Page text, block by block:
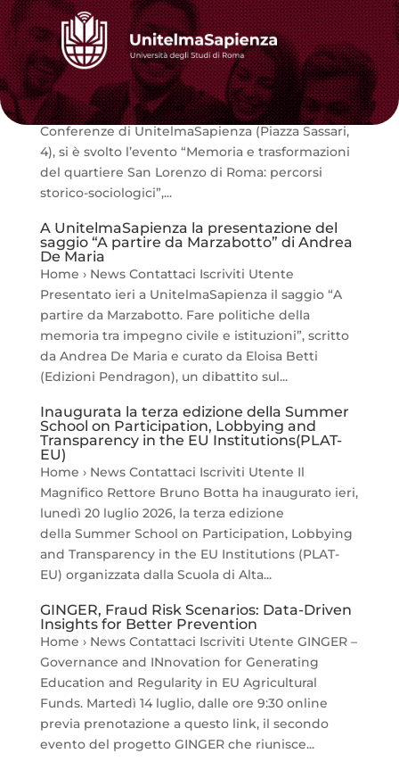
Memoria e trasformazioni del quartiere San
Lorenzo di Roma
Home › News Contattaci Iscriviti Utente Giovedì
18 giugno 2026, alle ore 11:00 presso la Sala
Conferenze di UnitelmaSapienza (Piazza Sassari,
4), si è svolto l’evento “Memoria e trasformazioni
del quartiere San Lorenzo di Roma: percorsi
storico-sociologici”,...
A UnitelmaSapienza la presentazione del
saggio “A partire da Marzabotto” di Andrea
De Maria
Home › News Contattaci Iscriviti Utente
Presentato ieri a UnitelmaSapienza il saggio “A
partire da Marzabotto. Fare politiche della
memoria tra impegno civile e istituzioni”, scritto
da Andrea De Maria e curato da Eloisa Betti
(Edizioni Pendragon), un dibattito sul...
Inaugurata la terza edizione della Summer
School on Participation, Lobbying and
Transparency in the EU Institutions(PLAT-
EU)
Home › News Contattaci Iscriviti Utente Il
Magnifico Rettore Bruno Botta ha inaugurato ieri,
lunedì 20 luglio 2026, la terza edizione
della Summer School on Participation, Lobbying
and Transparency in the EU Institutions (PLAT-
EU) organizzata dalla Scuola di Alta...
GINGER, Fraud Risk Scenarios: Data-Driven
Insights for Better Prevention
Home › News Contattaci Iscriviti Utente GINGER –
Governance and INnovation for Generating
Education and Regularity in EU Agricultural
Funds. Martedì 14 luglio, dalle ore 9:30 online
previa prenotazione a questo link, il secondo
evento del progetto GINGER che riunisce...